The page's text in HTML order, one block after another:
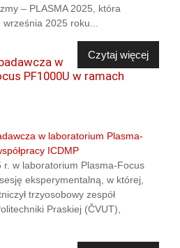
– PLASMA 2025, która
2025 roku...
Czytaj więcej
w
PF1000U w ramach
w laboratorium Plasma-Focus
eksperymentalną, w której,
trzyosobowy zespół
Praskiej (ČVUT),